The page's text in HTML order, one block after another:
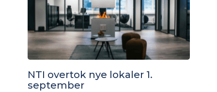
NTI overtok nye lokaler 1.
september